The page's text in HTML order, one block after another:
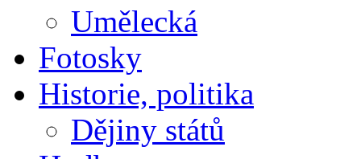
Umělecká
Fotosky
Historie, politika
Dějiny států